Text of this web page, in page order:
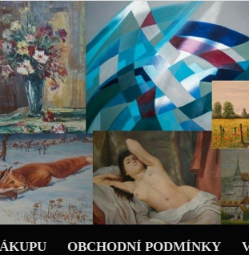
OBCHODNÍ PODMÍNKY